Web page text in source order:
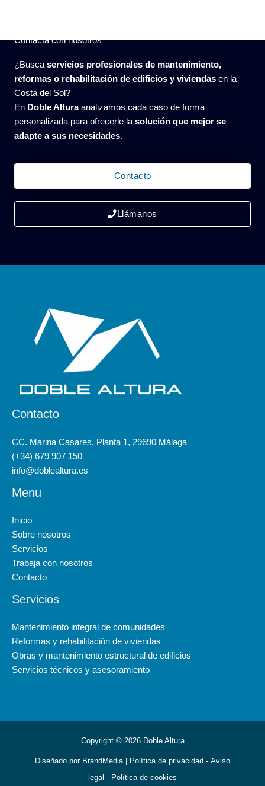
Contacta con nosotros
¿Busca servicios profesionales de mantenimiento,
reformas o rehabilitación de edificios y viviendas en la
Costa del Sol?
En Doble Alturaanalizamos cada caso de forma
personalizada para ofrecerle la solución que mejor se
adapte a sus necesidades.
Contacto
Llámanos
Contacto
CC. Marina Casares, Planta 1, 29690 Málaga
(+34) 679 907 150
info@doblealtura.es
Menu
Inicio
Sobre nosotros
Servicios
Trabaja con nosotros
Contacto
Servicios
Mantenimiento integral de comunidades
Reformas y rehabilitación de viviendas
Obras y mantenimiento estructural de edificios
Servicios técnicos y asesoramiento
Copyright © 2026 Doble Altura
Diseñado por BrandMedia | Política de privacidad - Aviso
legal - Política de cookies